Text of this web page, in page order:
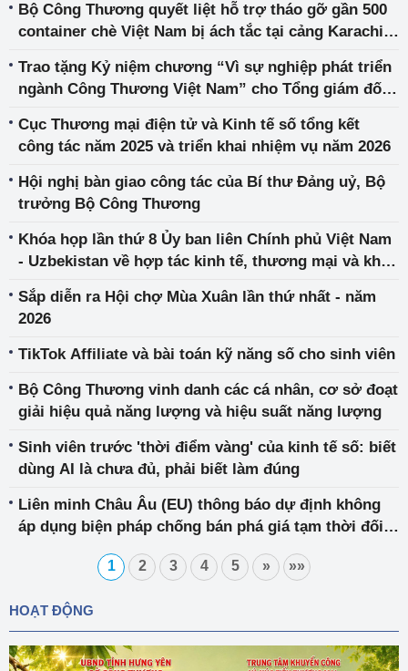
Bộ Công Thương quyết liệt hỗ trợ tháo gỡ gần 500
container chè Việt Nam bị ách tắc tại cảng Karachi
Trao tặng Kỷ niệm chương “Vì sự nghiệp phát triển
ngành Công Thương Việt Nam” cho Tổng giám đốc
Cục Thương mại điện tử và Kinh tế số tổng kết
công tác năm 2025 và triển khai nhiệm vụ năm 2026
Hội nghị bàn giao công tác của Bí thư Đảng uỷ, Bộ
trưởng Bộ Công Thương
Khóa họp lần thứ 8 Ủy ban liên Chính phủ Việt Nam
- Uzbekistan về hợp tác kinh tế, thương mại và khoa
Sắp diễn ra Hội chợ Mùa Xuân lần thứ nhất - năm
2026
TikTok Affiliate và bài toán kỹ năng số cho sinh viên
Bộ Công Thương vinh danh các cá nhân, cơ sở đoạt
giải hiệu quả năng lượng và hiệu suất năng lượng
Sinh viên trước 'thời điểm vàng' của kinh tế số: biết
dùng AI là chưa đủ, phải biết làm đúng
Liên minh Châu Âu (EU) thông báo dự định không
áp dụng biện pháp chống bán phá giá tạm thời đối
1 2 3 4 5 » »»
HOẠT ĐỘNG